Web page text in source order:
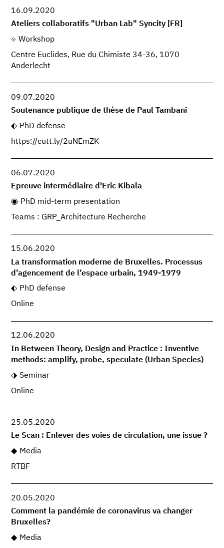
16.09.2020
Ateliers collaboratifs "Urban Lab" Syncity [FR]
Workshop
Centre Euclides, Rue du Chimiste 34-36, 1070
Anderlecht
09.07.2020
Soutenance publique de thèse de Paul Tambani
PhD defense
https://cutt.ly/2uNEmZK
06.07.2020
Epreuve intermédiaire d'Eric Kibala
PhD mid-term presentation
Teams : GRP_Architecture Recherche
15.06.2020
La transformation moderne de Bruxelles. Processus
d’agencement de l’espace urbain, 1949-1979
PhD defense
Online
12.06.2020
In Between Theory, Design and Practice : Inventive
methods: amplify, probe, speculate (Urban Species)
Seminar
Online
25.05.2020
Le Scan : Enlever des voies de circulation, une issue ?
Media
RTBF
20.05.2020
Comment la pandémie de coronavirus va changer
Bruxelles?
Media